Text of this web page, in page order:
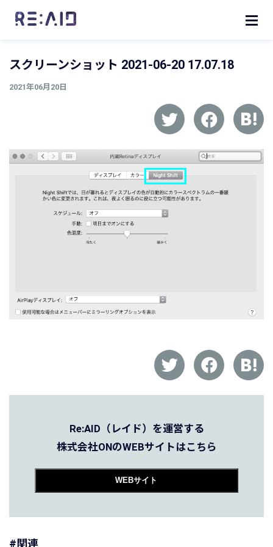
スクリーンショット 2021-06-20 17.07.18
2021年06月20日
Re:AID（レイド）を運営する
株式会社ONのWEBサイトはこちら
WEBサイト
#関連